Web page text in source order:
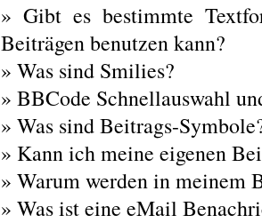
» Gibt es bestimmte
Beiträgen benutzen kann?
» Was sind Smilies?
» BBCode Schnellauswahl
» Was sind Beitrags-
» Kann ich meine eigenen
» Warum werden in meinem
» Was ist eine eMail